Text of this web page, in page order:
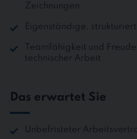
Zeichnungen
Eigenständige,
Teamfähigkeit und
technischer Arbeit
Das erwartet Sie
Unbefristeter